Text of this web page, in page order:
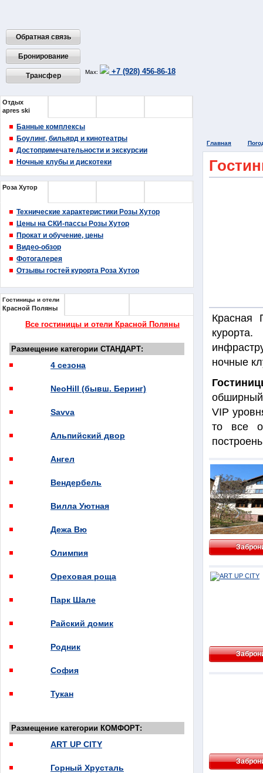
Обратная связь
Бронирование
Трансфер Max: +7 (928) 456-86-18
Главная
Красная
ночные
VIP
то все
Отдых
apres ski
Банные комплексы
Боулинг, бильярд и кинотеатры
Достопримечательности и экскурсии
Ночные клубы и дискотеки
Роза Хутор
Технические характеристики Розы Хутор
Цены на СКИ-пассы Розы Хутор
Прокат и обучение, цены
Видео-обзор
Фотогалерея
Отзывы гостей курорта Роза Хутор
Гостиницы и отели
Красной Поляны
Все гостиницы и отели Красной Поляны
Размещение категории СТАНДАРТ:
4 сезона
NeoHill (бывш. Беринг)
Savva
Альпийский двор
Ангел
Вендербель
Вилла Уютная
Дежа Вю
Олимпия
Ореховая роща
Парк Шале
Райский домик
Родник
София
Тукан
Размещение категории КОМФОРТ:
ART UP CITY
Горный Хрусталь